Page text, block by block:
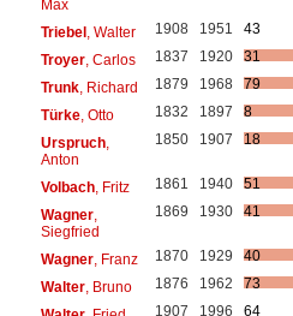
Max
Triebel, Walter 1908 1951
43
Troyer, Carlos 1837 1920
31
Trunk, Richard 1879 1968
79
Türke, Otto 1832 1897
8
Urspruch,
Anton
1850 1907 18
Volbach, Fritz 1861 1940
51
Wagner,
Siegfried
1869 1930 41
Wagner, Franz 1870 1929
40
Walter, Bruno 1876 1962
73
1907 1996
64